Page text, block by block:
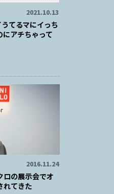
2021.10.13
てるマにイっち
にアチちゃって
2016.11.24
ロの展示会でオ
れてきた